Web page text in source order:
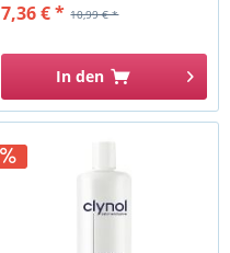
10,99 € *
7,36 € *
In den